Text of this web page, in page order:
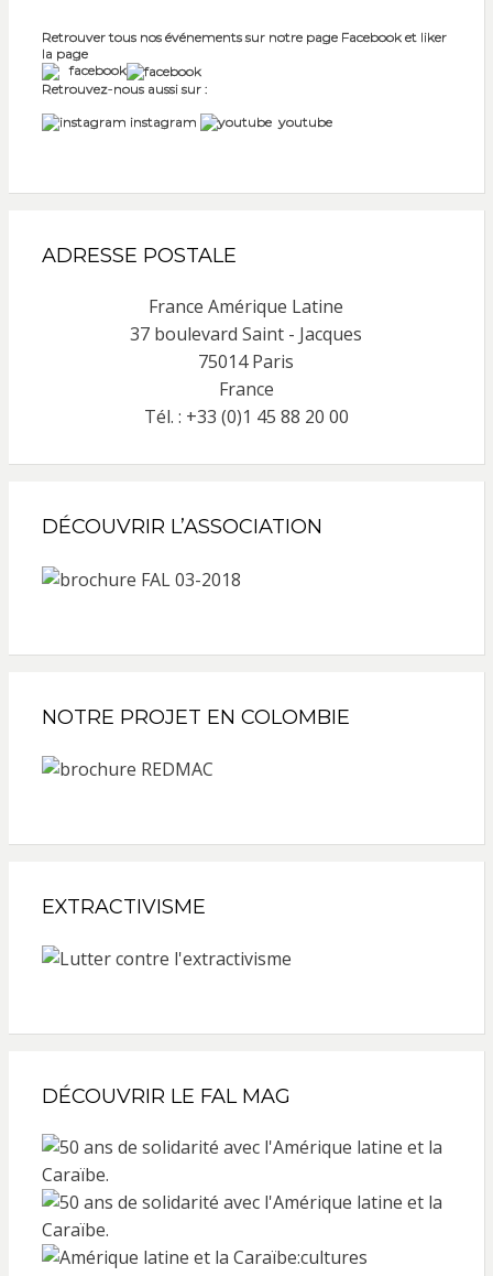
Retrouver tous nos événements sur notre page Facebook et liker
la page
facebook
Retrouvez-nous aussi sur :
instagram
youtube
ADRESSE POSTALE
France Amérique Latine
37 boulevard Saint - Jacques
75014 Paris
France
Tél. : +33 (0)1 45 88 20 00
DÉCOUVRIR L’ASSOCIATION
NOTRE PROJET EN COLOMBIE
EXTRACTIVISME
DÉCOUVRIR LE FAL MAG